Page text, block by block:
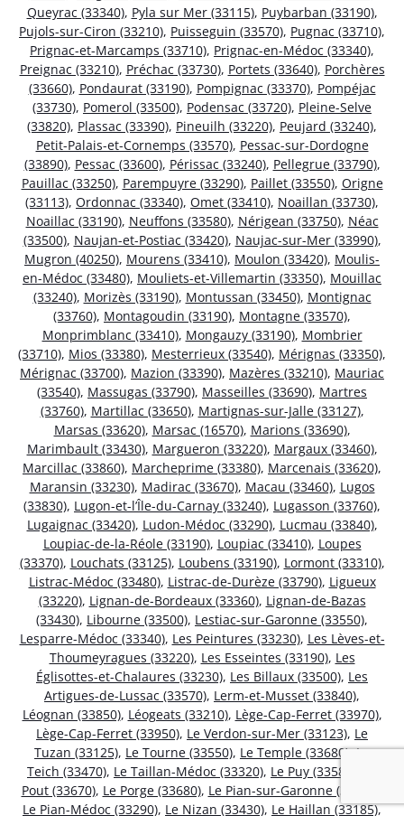
Queyrac (33340), Pyla sur Mer (33115), Puybarban (33190),
Pujols-sur-Ciron (33210), Puisseguin (33570), Pugnac (33710),
Prignac-et-Marcamps (33710), Prignac-en-Médoc (33340),
Preignac (33210), Préchac (33730), Portets (33640), Porchères
(33660), Pondaurat (33190), Pompignac (33370), Pompéjac
(33730), Pomerol (33500), Podensac (33720), Pleine-Selve
(33820), Plassac (33390), Pineuilh (33220), Peujard (33240),
Petit-Palais-et-Cornemps (33570), Pessac-sur-Dordogne
(33890), Pessac (33600), Périssac (33240), Pellegrue (33790),
Pauillac (33250), Parempuyre (33290), Paillet (33550), Origne
(33113), Ordonnac (33340), Omet (33410), Noaillan (33730),
Noaillac (33190), Neuffons (33580), Nérigean (33750), Néac
(33500), Naujan-et-Postiac (33420), Naujac-sur-Mer (33990),
Mugron (40250), Mourens (33410), Moulon (33420), Moulis-
en-Médoc (33480), Mouliets-et-Villemartin (33350), Mouillac
(33240), Morizès (33190), Montussan (33450), Montignac
(33760), Montagoudin (33190), Montagne (33570),
Monprimblanc (33410), Mongauzy (33190), Mombrier
(33710), Mios (33380), Mesterrieux (33540), Mérignas (33350),
Mérignac (33700), Mazion (33390), Mazères (33210), Mauriac
(33540), Massugas (33790), Masseilles (33690), Martres
(33760), Martillac (33650), Martignas-sur-Jalle (33127),
Marsas (33620), Marsac (16570), Marions (33690),
Marimbault (33430), Margueron (33220), Margaux (33460),
Marcillac (33860), Marcheprime (33380), Marcenais (33620),
Maransin (33230), Madirac (33670), Macau (33460), Lugos
(33830), Lugon-et-l’Île-du-Carnay (33240), Lugasson (33760),
Lugaignac (33420), Ludon-Médoc (33290), Lucmau (33840),
Loupiac-de-la-Réole (33190), Loupiac (33410), Loupes
(33370), Louchats (33125), Loubens (33190), Lormont (33310),
Listrac-Médoc (33480), Listrac-de-Durèze (33790), Ligueux
(33220), Lignan-de-Bordeaux (33360), Lignan-de-Bazas
(33430), Libourne (33500), Lestiac-sur-Garonne (33550),
Lesparre-Médoc (33340), Les Peintures (33230), Les Lèves-et-
Thoumeyragues (33220), Les Esseintes (33190), Les
Églisottes-et-Chalaures (33230), Les Billaux (33500), Les
Artigues-de-Lussac (33570), Lerm-et-Musset (33840),
Léognan (33850), Léogeats (33210), Lège-Cap-Ferret (33970),
Lège-Cap-Ferret (33950), Le Verdon-sur-Mer (33123), Le
Tuzan (33125), Le Tourne (33550), Le Temple (33680),Le
Teich (33470), Le Taillan-Médoc (33320), Le Puy (33580)
Pout (33670), Le Porge (33680), Le Pian-sur-Garonne (33490)
Le Pian-Médoc (33290), Le Nizan (33430), Le Haillan (33185),